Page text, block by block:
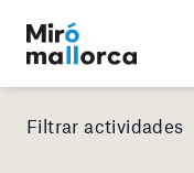
Filtrar actividades